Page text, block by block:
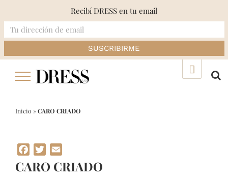
Inicio »CARO CRIADO
Facebook
Twitter
CARO CRIADO
Recibí DRESS en tu email